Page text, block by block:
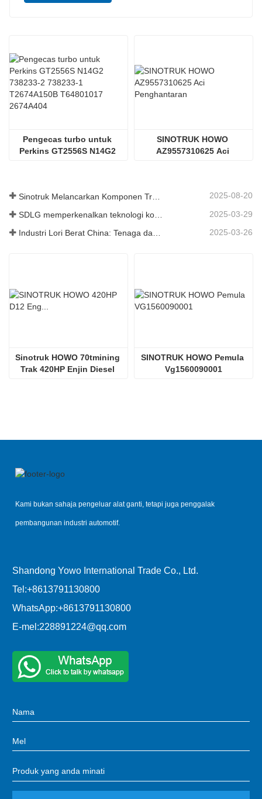
Pengecas turbo untuk
Perkins GT2556S N14G2
SINOTRUK HOWO
AZ9557310625 Aci
2025-08-20
2025-03-29
Industri Lori Berat China: Tenaga dan Eksport Baru sebagai Pemandu Berkembar, dengan Bahagian Tempatan Perusahaan Mempercepat Kenaikannya 2025-03-26
Sinotruk HOWO 70tmining
Trak 420HP Enjin Diesel
SINOTRUK HOWO Pemula
Vg1560090001
Kami bukan sahaja pengeluar alat ganti, tetapi juga penggalak
pembangunan industri automotif.
Shandong Yowo International Trade Co., Ltd.
Tel:+8613791130800
WhatsApp:+8613791130800
E-mel:228891224@qq.com